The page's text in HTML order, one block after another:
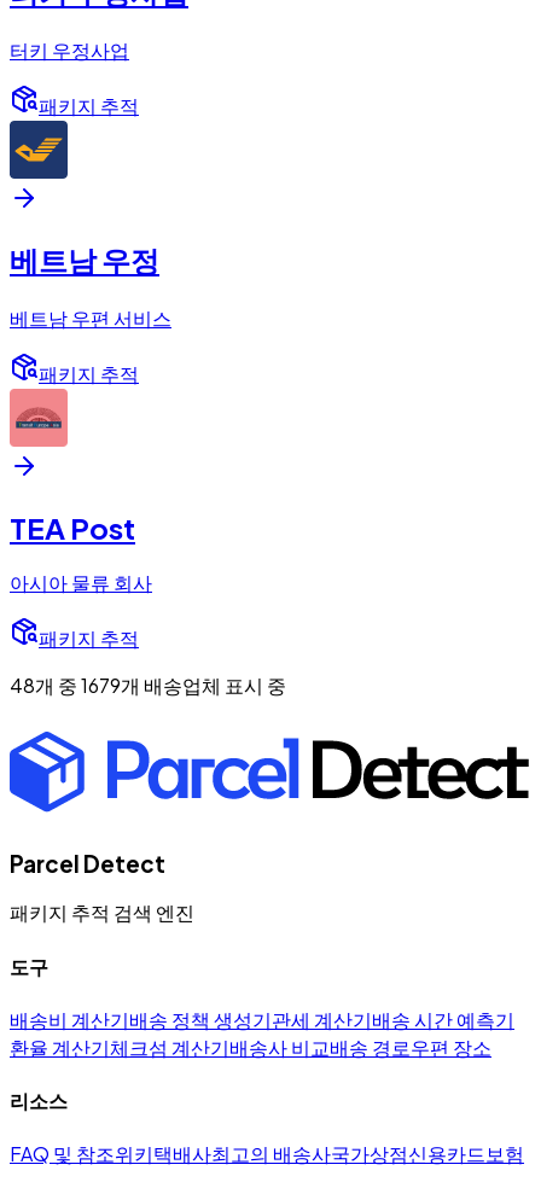
터키 우정사업
패키지 추적
베트남 우정
베트남 우편 서비스
패키지 추적
TEA Post
아시아 물류 회사
패키지 추적
48개 중 1679개 배송업체 표시 중
Parcel Detect
패키지 추적 검색 엔진
도구
배송비 계산기배송 정책 생성기관세 계산기배송 시간 예측기
환율 계산기체크섬 계산기배송사 비교배송 경로우편 장소
리소스
FAQ 및 참조위키택배사최고의 배송사국가상점신용카드보험